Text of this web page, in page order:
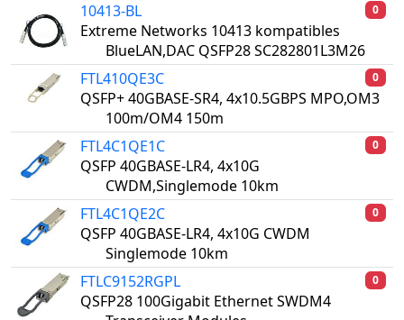
10413-BL
Extreme Networks 10413 kompatibles
BlueLAN,DAC QSFP28 SC282801L3M26
0
FTL410QE3C
QSFP+ 40GBASE-SR4, 4x10.5GBPS MPO,OM3
100m/OM4 150m
0
FTL4C1QE1C
QSFP 40GBASE-LR4, 4x10G
CWDM,Singlemode 10km
0
FTL4C1QE2C
QSFP 40GBASE-LR4, 4x10G CWDM
Singlemode 10km
0
FTLC9152RGPL
QSFP28 100Gigabit Ethernet SWDM4
0